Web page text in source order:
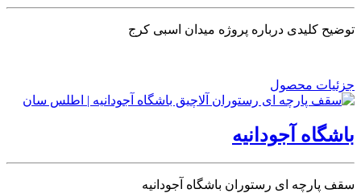
توضیح کلیدی درباره پروژه میدان اسبی کرج
جزئیات محصول
باشگاه آجودانیه
سقف پارچه ای رستوران باشگاه آجودانیه